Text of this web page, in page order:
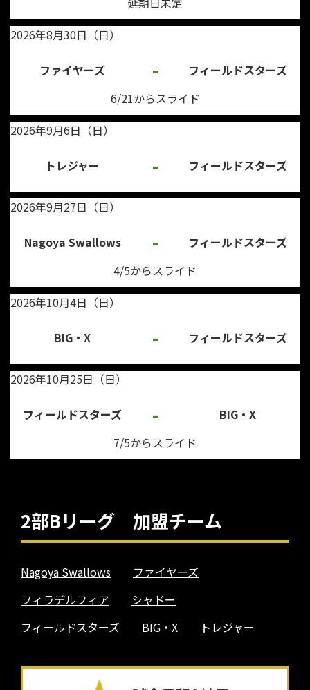
2026年8月30日（日）
ファイヤーズ -
フィールドスターズ
6/21からスライド
2026年9月6日（日）
トレジャー - フィールドスターズ
2026年9月27日（日）
Nagoya Swallows -
フィールドスターズ
4/5からスライド
2026年10月4日（日）
BIG・X - フィールドスターズ
2026年10月25日（日）
フィールドスターズ -
BIG・X
7/5からスライド
2部Bリーグ 加盟チーム
Nagoya Swallows
ファイヤーズ
フィラデルフィア
シャドー
フィールドスターズ
BIG・X トレジャー